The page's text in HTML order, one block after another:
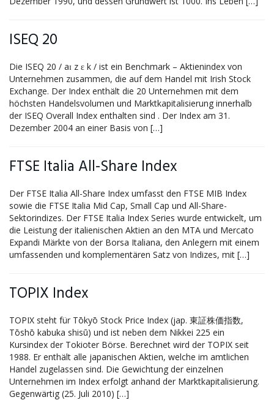
ISEQ 20
Die ISEQ 20 / aɪ z ɛ k / ist ein Benchmark – Aktienindex von
Unternehmen zusammen, die auf dem Handel mit Irish Stock
Exchange. Der Index enthält die 20 Unternehmen mit dem
höchsten Handelsvolumen und Marktkapitalisierung innerhalb
der ISEQ Overall Index enthalten sind . Der Index am 31.
Dezember 2004 an einer Basis von […]
FTSE Italia All-Share Index
Der FTSE Italia All-Share Index umfasst den FTSE MIB Index
sowie die FTSE Italia Mid Cap, Small Cap und All-Share-
Sektorindizes. Der FTSE Italia Index Series wurde entwickelt, um
die Leistung der italienischen Aktien an den MTA und Mercato
Expandi Märkte von der Borsa Italiana, den Anlegern mit einem
umfassenden und komplementären Satz von Indizes, mit […]
TOPIX Index
TOPIX steht für Tōkyō Stock Price Index (jap. 東証株価指数,
Tōshō kabuka shisū) und ist neben dem Nikkei 225 ein
Kursindex der Tokioter Börse. Berechnet wird der TOPIX seit
1988. Er enthält alle japanischen Aktien, welche im amtlichen
Handel zugelassen sind. Die Gewichtung der einzelnen
Unternehmen im Index erfolgt anhand der Marktkapitalisierung.
Gegenwärtig (25. Juli 2010) […]